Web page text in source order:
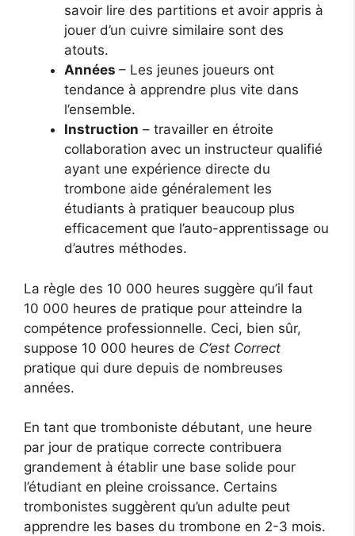
savoir lire des partitions et avoir appris à
jouer d’un cuivre similaire sont des
atouts.
Années – Les jeunes joueurs ont
tendance à apprendre plus vite dans
l’ensemble.
Instruction – travailler en étroite
collaboration avec un instructeur qualifié
ayant une expérience directe du
trombone aide généralement les
étudiants à pratiquer beaucoup plus
efficacement que l’auto-apprentissage ou
d’autres méthodes.
La règle des 10 000 heures suggère qu’il faut
10 000 heures de pratique pour atteindre la
compétence professionnelle. Ceci, bien sûr,
suppose 10 000 heures de C’est Correct
pratique qui dure depuis de nombreuses
années.
En tant que tromboniste débutant, une heure
par jour de pratique correcte contribuera
grandement à établir une base solide pour
l’étudiant en pleine croissance. Certains
trombonistes suggèrent qu’un adulte peut
apprendre les bases du trombone en 2-3 mois.